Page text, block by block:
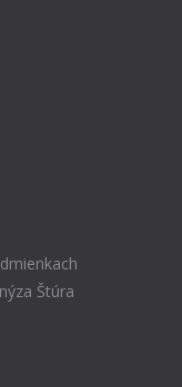
Štúra